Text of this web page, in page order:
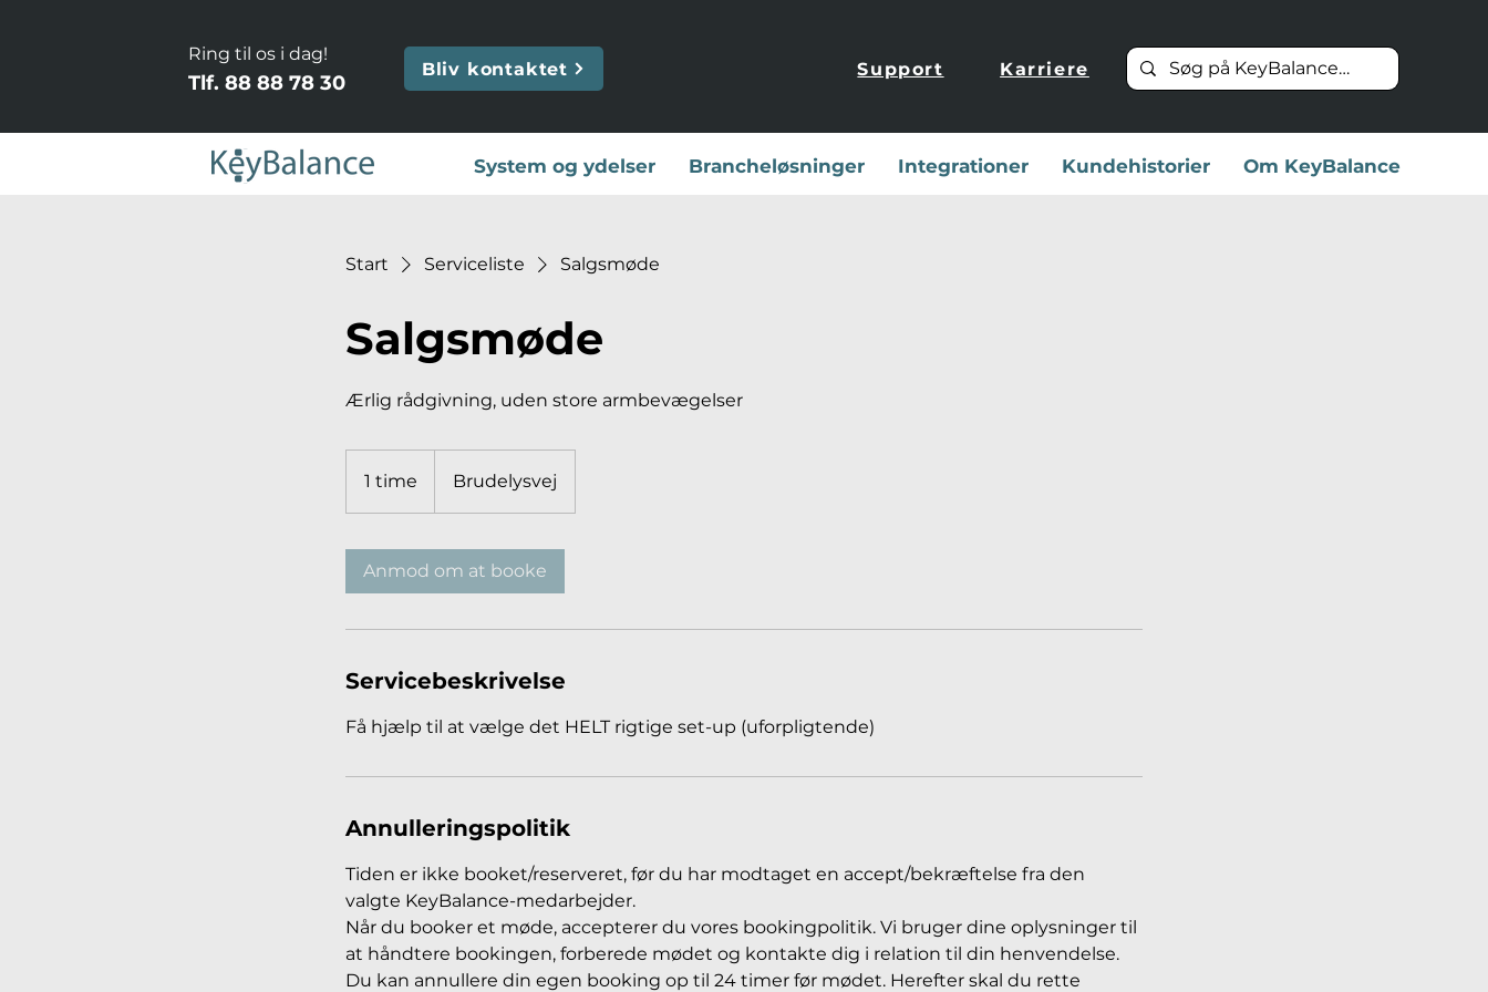
Ring til os i dag!
Tlf. 88 88 78 30
Bliv kontaktet Support Karriere
System og ydelser Brancheløsninger Integrationer Kundehistorier Om KeyBalance
Start Serviceliste Salgsmøde
Salgsmøde
Ærlig rådgivning, uden store armbevægelser
1 time
t
m
Brudelysvej
Anmod om at booke
Servicebeskrivelse
Få hjælp til at vælge det HELT rigtige set-up (uforpligtende)
Annulleringspolitik
Tiden er ikke booket/reserveret, før du har modtaget en accept/bekræftelse fra den
valgte KeyBalance-medarbejder.
Når du booker et møde, accepterer du vores bookingpolitik. Vi bruger dine oplysninger til
at håndtere bookingen, forberede mødet og kontakte dig i relation til din henvendelse.
Du kan annullere din egen booking op til 24 timer før mødet. Herefter skal du rette